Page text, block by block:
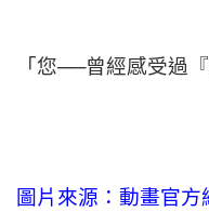
「您──曾經感受過
圖片來源： 動畫官方